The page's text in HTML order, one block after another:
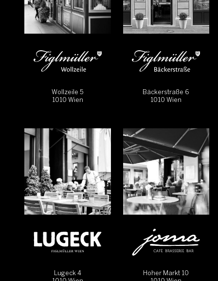
Wollzeile 5
1010 Wien
Bäckerstraße 6
1010 Wien
Lugeck 4
Hoher Markt 10